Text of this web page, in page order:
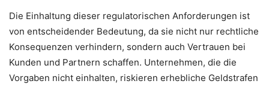
Die Einhaltung dieser regulatorischen Anforderungen ist
von entscheidender Bedeutung, da sie nicht nur rechtliche
Konsequenzen verhindern, sondern auch Vertrauen bei
Kunden und Partnern schaffen. Unternehmen, die die
Vorgaben nicht einhalten, riskieren erhebliche Geldstrafen